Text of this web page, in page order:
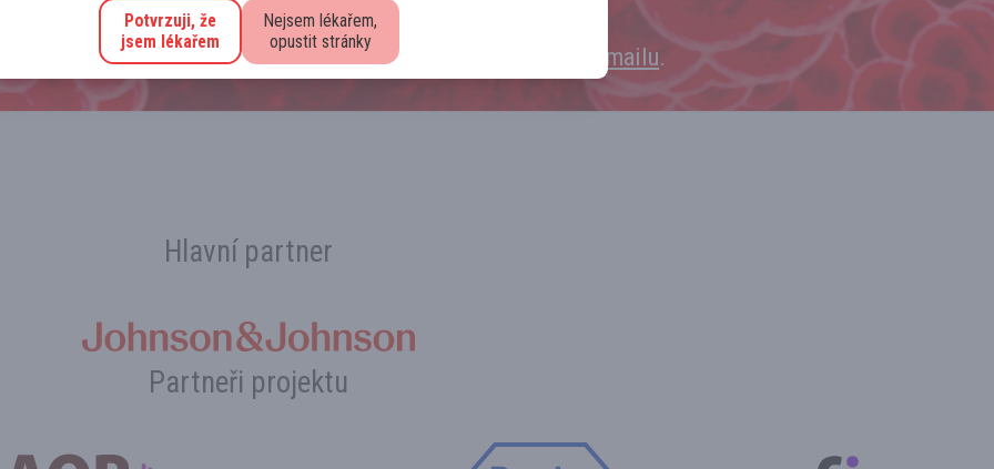
se k odběru novinek
Vás rádi upozorníme. Stačí se jen registrovat k odběru e‑mailu.
Hlavní partner
Partneři projektu
Potvrzuji, že
jsem lékařem
Nejsem lékařem,
opustit stránky